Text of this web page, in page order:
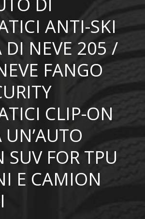
ANTI-SKI
DI NEVE 205 /
FANGO
CLIP-ON
FOR TPU
E CAMION